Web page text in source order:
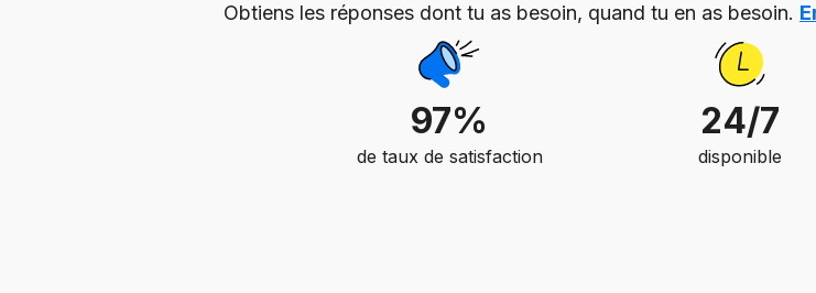
Obtiens les réponses dont tu as besoin, quand tu en as besoin.
97%
de taux de satisfaction
24/7
disponible